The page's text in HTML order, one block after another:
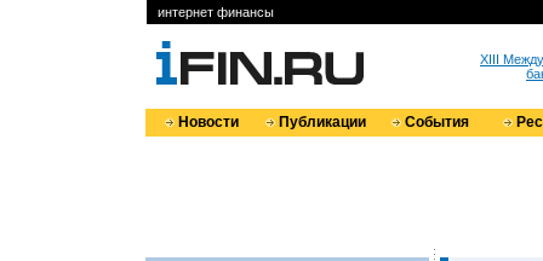
интернет финансы
XIII
Новости Публикации События